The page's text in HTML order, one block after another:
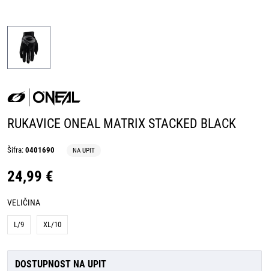
RUKAVICE ONEAL MATRIX STACKED BLACK
Šifra: 0401690 NA UPIT
24,99 €
VELIČINA
L/9 XL/10
DOSTUPNOST NA UPIT